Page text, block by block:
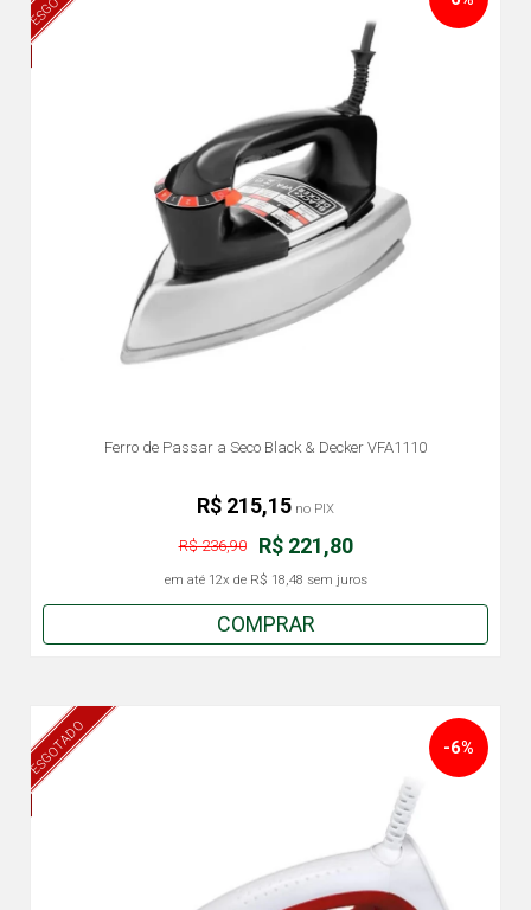
Ferro de Passar a Seco Black & Decker VFA1110
R$ 221,80
R$ 236,90
em até 12x de R$ 18,48 sem juros
R$ 215,15 no PIX
COMPRAR
ESGOTADO -6%